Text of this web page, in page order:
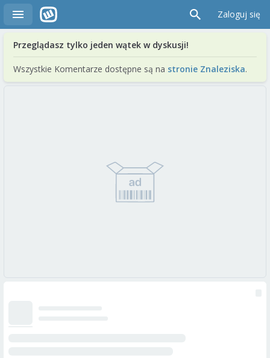
Zaloguj się
Przeglądasz tylko jeden wątek w dyskusji!
Wszystkie Komentarze dostępne są na stronie Znaleziska.